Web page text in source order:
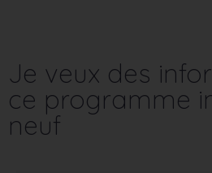
Je veux des
ce programme
neuf